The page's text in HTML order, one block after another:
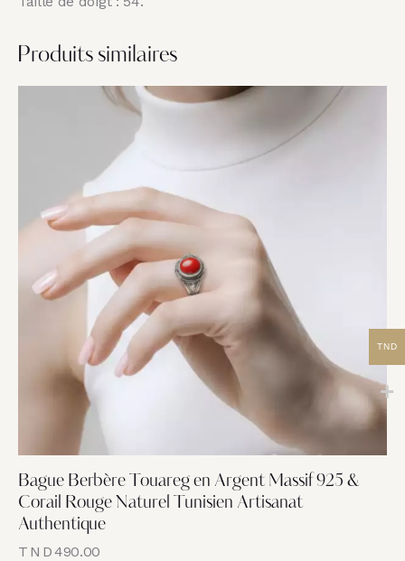
Produits similaires
Bague Berbère Touareg en Argent Massif 925 &
Corail Rouge Naturel Tunisien Artisanat
Authentique
TND490.00
TND